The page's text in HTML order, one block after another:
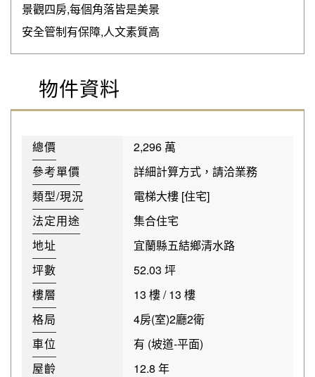
景觀四房,每個角落皆是美景
安全管制有保障,人文素質高
物件資料
總價
2,296 萬
參考單價
詳細計算方式，請洽業務
類型/現況
電梯大樓 [住宅]
法定用途
集合住宅
地址
宜蘭縣五結鄉清水路
坪數
52.03 坪
樓層
13 樓 / 13 樓
格局
4房(室)2廳2衛
車位
有 (坡道-平面)
屋齡
12.8 年